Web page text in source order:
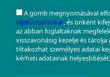
A gomb megnyomásával
tájékoztatónkat, és önként
az abban foglaltaknak
visszavonásig kezelje és
tiltakozhat személyes adatai
kérheti adatainak